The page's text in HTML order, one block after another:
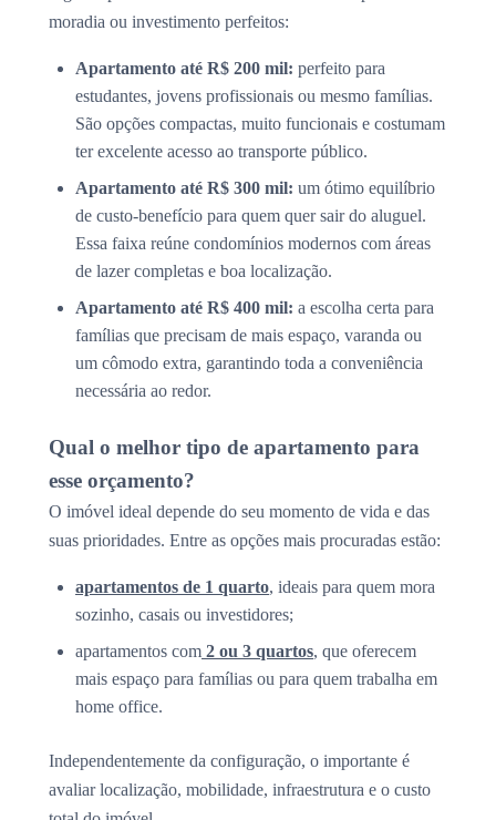
moradia ou investimento perfeitos:
Apartamento até R$ 200 mil: perfeito para
estudantes, jovens profissionais ou mesmo famílias.
São opções compactas, muito funcionais e costumam
ter excelente acesso ao transporte público.
Apartamento até R$ 300 mil: um ótimo equilíbrio
de custo-benefício para quem quer sair do aluguel.
Essa faixa reúne condomínios modernos com áreas
de lazer completas e boa localização.
Apartamento até R$ 400 mil: a escolha certa para
famílias que precisam de mais espaço, varanda ou
um cômodo extra, garantindo toda a conveniência
necessária ao redor.
Qual o melhor tipo de apartamento para
esse orçamento?
O imóvel ideal depende do seu momento de vida e das
suas prioridades. Entre as opções mais procuradas estão:
apartamentos de 1 quarto, ideais para quem mora
sozinho, casais ou investidores;
apartamentos com 2 ou 3 quartos, que oferecem
mais espaço para famílias ou para quem trabalha em
home office.
Independentemente da configuração, o importante é
avaliar localização, mobilidade, infraestrutura e o custo